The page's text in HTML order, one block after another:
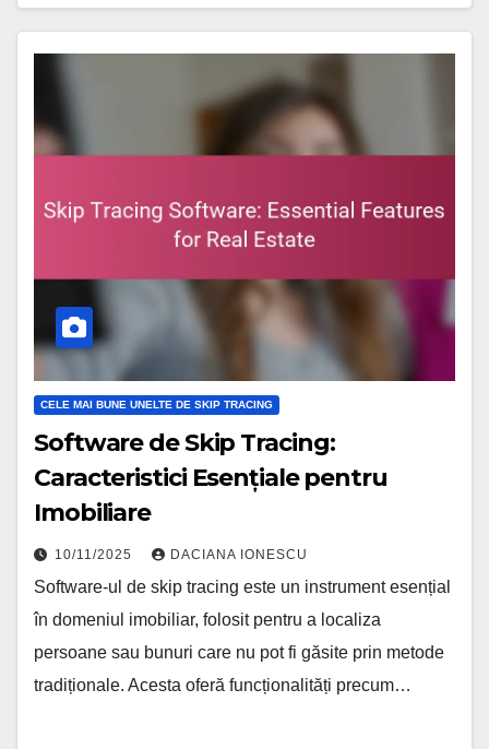
CELE MAI BUNE UNELTE DE SKIP TRACING
Software de Skip Tracing:
Caracteristici Esențiale pentru
Imobiliare
10/11/2025 DACIANA IONESCU
Software-ul de skip tracing este un instrument esențial
în domeniul imobiliar, folosit pentru a localiza
persoane sau bunuri care nu pot fi găsite prin metode
tradiționale. Acesta oferă funcționalități precum…